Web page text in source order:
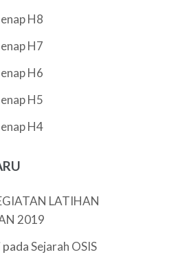
H8
H7
H6
H5
H4
LATIHAN
2019
padaSejarah OSIS